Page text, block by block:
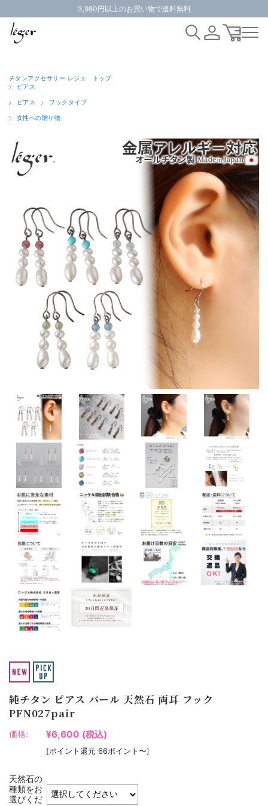
3,980円以上のお買い物で送料無料
チタンアクセサリー レジエ トップ
ピアス
ピアス フックタイプ
女性への贈り物
純チタン ピアス パール 天然石 両耳 フック
PFN027pair
価格: ¥6,600 (税込)
[ポイント還元 66ポイント〜]
天然石の
種類をお
選びくだ